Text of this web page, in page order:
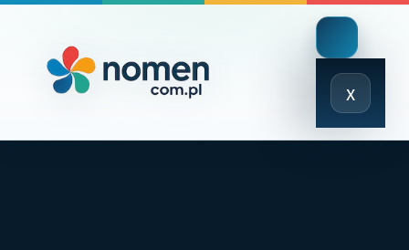
x
Close
Menu